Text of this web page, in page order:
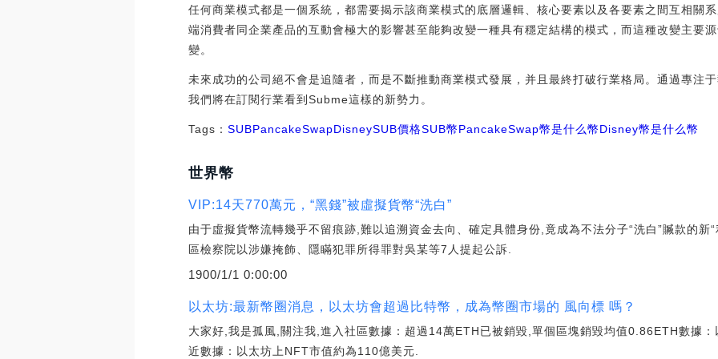
任何商業模式都是一個系統，都需要揭示該商業模式的底層邏輯、核心要素以及各要素之間互相關
端消費者同企業產品的互動會極大的影響甚至能夠改變一種具有穩定結構的模式，而這種改變主要
變。
未來成功的公司絕不會是追隨者，而是不斷推動商業模式發展，并且最終打破行業格局。通過專注
我們將在訂閱行業看到Subme這樣的新勢力。
Tags：SUBPancakeSwapDisneySUB價格SUB幣PancakeSwap幣是什么幣Disney幣是什么幣
世界幣
VIP:14天770萬元，“黑錢”被虛擬貨幣“洗白”
由于虛擬貨幣流轉幾乎不留痕跡,難以追溯資金去向、確定具體身份,竟成為不法分子“洗白”贓款的新
區檢察院以涉嫌掩飾、隱瞞犯罪所得罪對吳某等7人提起公訴.
1900/1/1 0:00:00
以太坊:最新幣圈消息，以太坊會超過比特幣，成為幣圈市場的 風向標 嗎？
大家好,我是孤風,關注我,進入社區數據：超過14萬ETH已被銷毀,單個區塊銷毀均值0.86ETH數據
近數據：以太坊上NFT市值約為110億美元.